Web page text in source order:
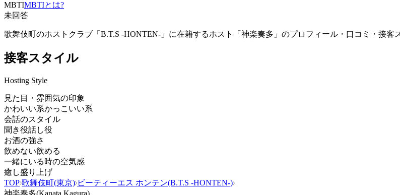
MBTIMBTIとは?
未回答
歌舞伎町のホストクラブ「B.T.S -HONTEN-」に在籍するホスト「神楽奏多」のプロフィール・口コミ・接
接客スタイル
Hosting Style
見た目・雰囲気の印象
かわいい系かっこいい系
会話のスタイル
聞き役話し役
お酒の強さ
飲めない飲める
一緒にいる時の空気感
癒し盛り上げ
TOP 歌舞伎町(東京) ビーティーエス ホンテン(B.T.S -HONTEN-)